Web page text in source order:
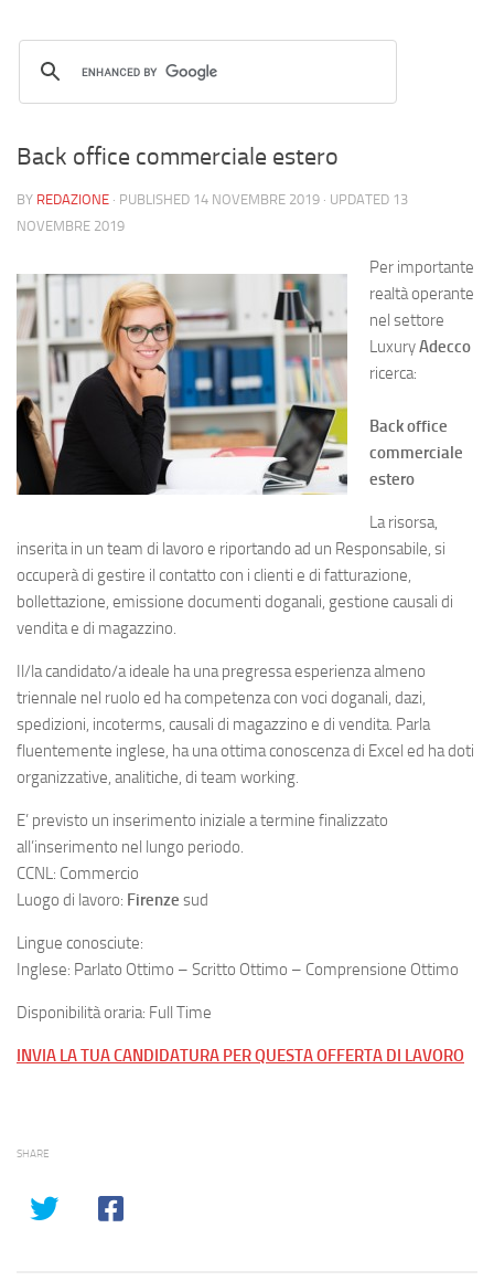
Back office commerciale estero
BY REDAZIONE · PUBLISHED 14 NOVEMBRE 2019 · UPDATED 13
NOVEMBRE 2019
Per importante
realtà operante
nel settore
LuxuryAdecco
ricerca:
Back office
commerciale
estero
La risorsa,
inserita in un team di lavoro e riportando ad un Responsabile, si
occuperà di gestire il contatto con i clienti e di fatturazione,
bollettazione, emissione documenti doganali, gestione causali di
vendita e di magazzino.
Il/la candidato/a ideale ha una pregressa esperienza almeno
triennale nel ruolo ed ha competenza con voci doganali, dazi,
spedizioni, incoterms, causali di magazzino e di vendita. Parla
fluentemente inglese, ha una ottima conoscenza di Excel ed ha doti
organizzative, analitiche, di team working.
E’ previsto un inserimento iniziale a termine finalizzato
all’inserimento nel lungo periodo.
CCNL: Commercio
Luogo di lavoro: Firenze sud
Lingue conosciute:
Inglese: Parlato Ottimo – Scritto Ottimo – Comprensione Ottimo
Disponibilità oraria: Full Time
INVIA LA TUA CANDIDATURA PER QUESTA OFFERTA DI LAVORO
SHARE